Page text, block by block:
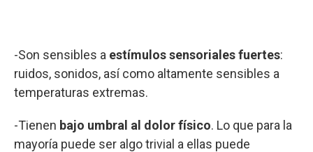
-Son sensibles a estímulos sensoriales fuertes:
ruidos, sonidos, así como altamente sensibles a
temperaturas extremas.
-Tienen bajo umbral al dolor físico. Lo que para la
mayoría puede ser algo trivial a ellas puede